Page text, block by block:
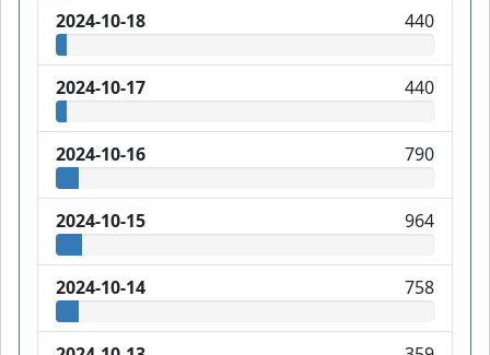
2024-10-18 440
2024-10-17 440
2024-10-16 790
2024-10-15 964
2024-10-14 758